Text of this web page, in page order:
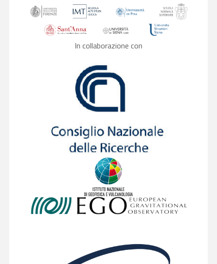
In collaborazione con